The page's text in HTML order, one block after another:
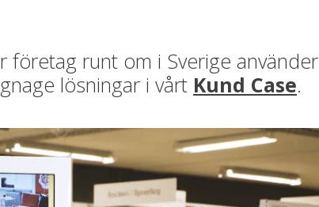
företag runt om i Sverige använder
lösningar i vårt Kund Case.